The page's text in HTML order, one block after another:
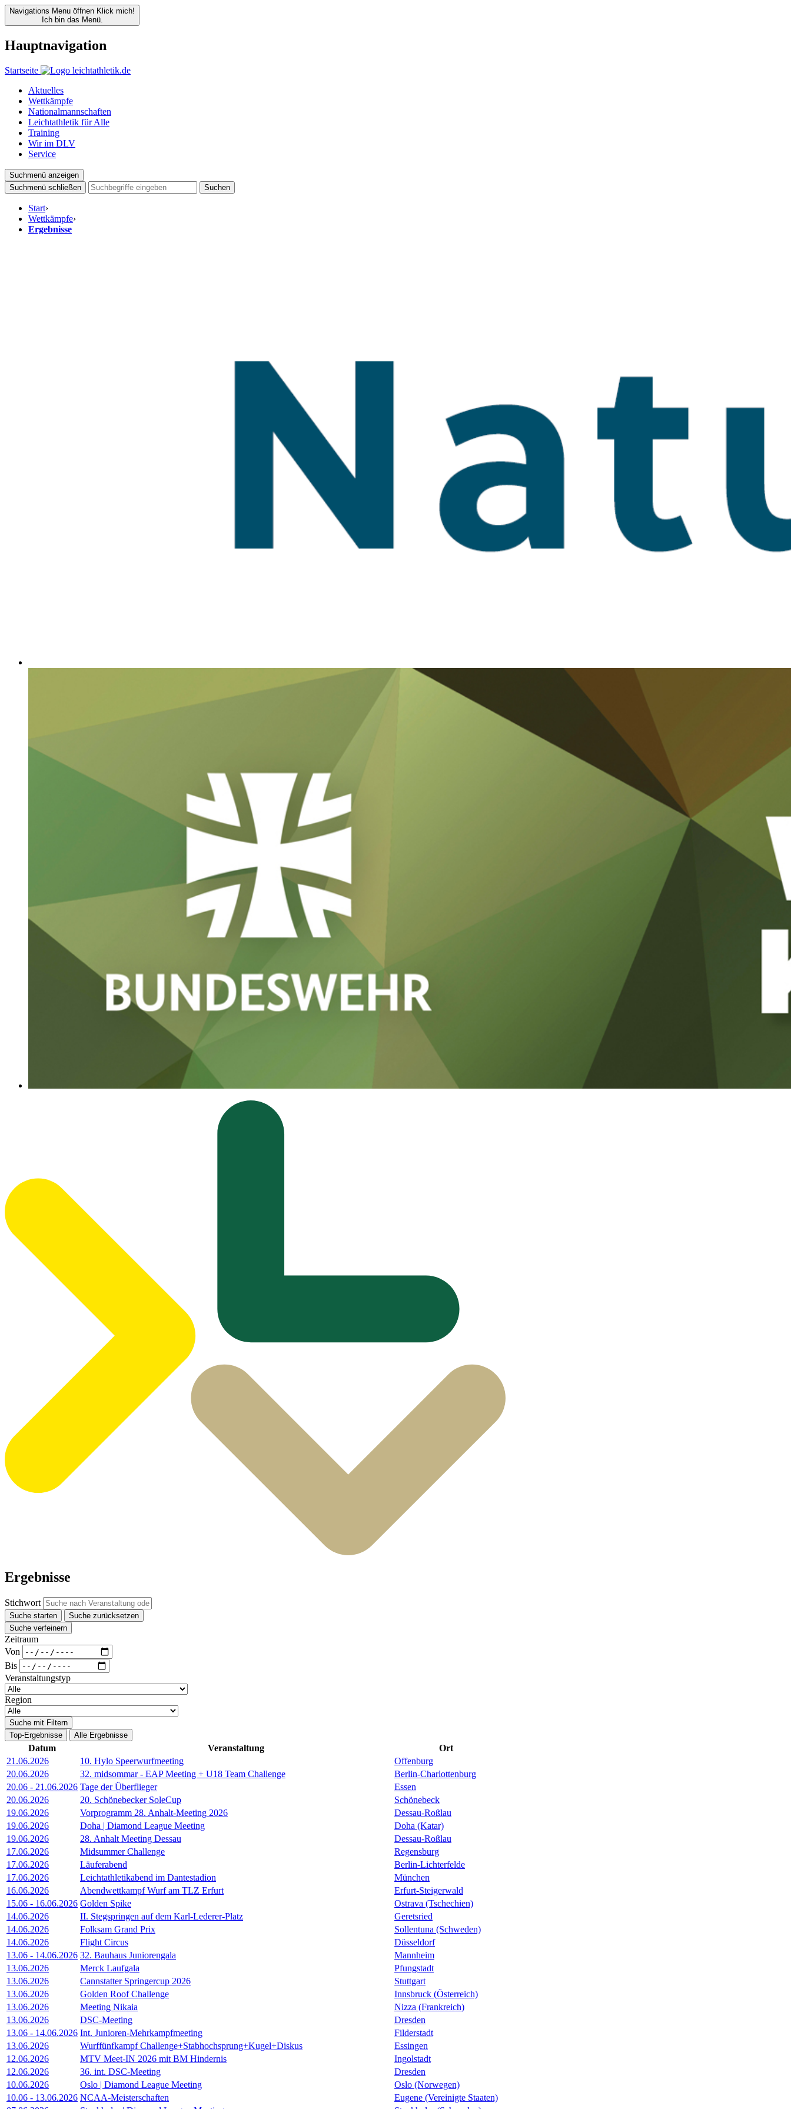
Navigations Menu öffnen Klick mich!
Ich bin das Menü.
Hauptnavigation
Startseite
Aktuelles
Wettkämpfe
Nationalmannschaften
Leichtathletik für Alle
Training
Wir im DLV
Service
Suchmenü anzeigen
Suchmenü schließen
Suchen
Start›
Wettkämpfe›
Ergebnisse
Ergebnisse
Stichwort
Suche starten
Suche zurücksetzen
Suche verfeinern
Zeitraum
Von
Bis
Veranstaltungstyp
Region
Suche mit Filtern
Top-Ergebnisse
Alle Ergebnisse
Datum Veranstaltung
Ort
21.06.2026
10. Hylo Speerwurfmeeting
Offenburg
20.06.2026
32. midsommar - EAP Meeting + U18 Team Challenge
Berlin-Charlottenburg
20.06 - 21.06.2026 Tage der Überflieger
Essen
20.06.2026
20. Schönebecker SoleCup
Schönebeck
19.06.2026
Vorprogramm 28. Anhalt-Meeting 2026
Dessau-Roßlau
19.06.2026
Doha | Diamond League Meeting
Doha (Katar)
19.06.2026
28. Anhalt Meeting Dessau
Dessau-Roßlau
17.06.2026
Midsummer Challenge
Regensburg
17.06.2026
Läuferabend
Berlin-Lichterfelde
17.06.2026
Leichtathletikabend im Dantestadion
München
16.06.2026
Abendwettkampf Wurf am TLZ Erfurt
Erfurt-Steigerwald
15.06 - 16.06.2026 Golden Spike
Ostrava (Tschechien)
14.06.2026
II. Stegspringen auf dem Karl-Lederer-Platz
Geretsried
14.06.2026
Folksam Grand Prix
Sollentuna (Schweden)
14.06.2026
Flight Circus
Düsseldorf
13.06 - 14.06.2026 32. Bauhaus Juniorengala
Mannheim
13.06.2026
Merck Laufgala
Pfungstadt
13.06.2026
Cannstatter Springercup 2026
Stuttgart
13.06.2026
Golden Roof Challenge
Innsbruck (Österreich)
13.06.2026
Meeting Nikaia
Nizza (Frankreich)
13.06.2026
DSC-Meeting
Dresden
13.06 - 14.06.2026 Int. Junioren-Mehrkampfmeeting
Filderstadt
13.06.2026
Wurffünfkampf Challenge+Stabhochsprung+Kugel+Diskus
Essingen
12.06.2026
MTV Meet-IN 2026 mit BM Hindernis
Ingolstadt
12.06.2026
36. int. DSC-Meeting
Dresden
10.06.2026
Oslo | Diamond League Meeting
Oslo (Norwegen)
10.06 - 13.06.2026 NCAA-Meisterschaften
Eugene (Vereinigte Staaten)